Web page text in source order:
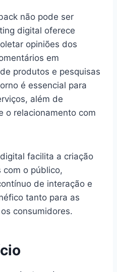
não pode ser
digital oferece
opiniões dos
em
produtos e pesquisas
é essencial para
além de
o relacionamento com
facilita a criação
com o público,
de interação e
tanto para as
consumidores.